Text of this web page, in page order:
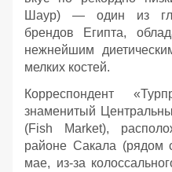
Шаур) — один из
брендов Египта,
нежнейшим
мелких костей.
Корреспондент
знаменитый
(Fish Market),
районе Сакала (рядом
мае, из-за